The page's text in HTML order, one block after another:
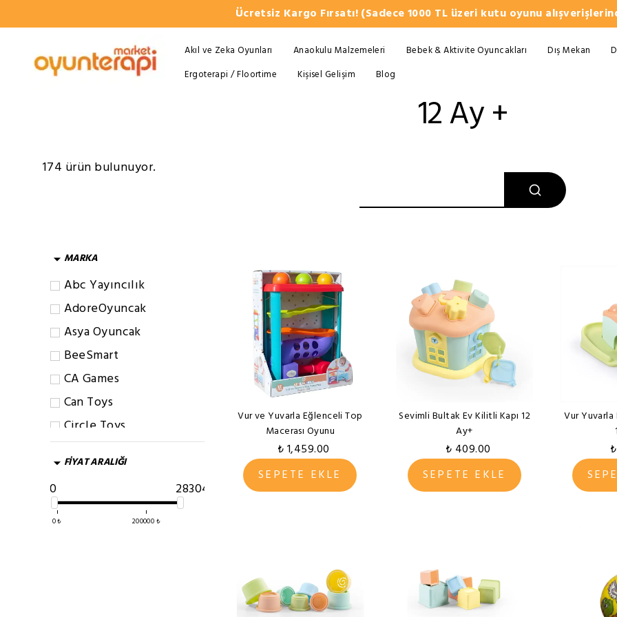
Ücretsiz Kargo Fırsatı! (Sadece 1000 TL üzeri kutu oyunu
Akıl ve Zeka Oyunları Anaokulu Malzemeleri Bebek & Aktivite Oyuncakları Dış Mekan
Ergoterapi / Floortime
Kişisel Gelişim Blog
12 Ay +
174 ürün bulunuyor.
MARKA
Abc Yayıncılık
AdoreOyuncak
Asya Oyuncak
BeeSmart
CA Games
Can Toys
Circle Toys
Dolu
FİYAT ARALIĞI
0 283046
0₺ 200000₺
Vur ve Yuvarla Eğlenceli Top
Macerası Oyunu
₺ 1,459.00
SEPETE EKLE
Sevimli Bultak Ev Kilitli Kapı 12
Ay+
₺ 409.00
SEPETE EKLE
Vur